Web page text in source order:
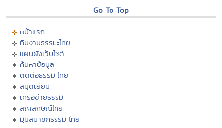
Go To Top
หน้าแรก
ทีมงานธรรมะไทย
แผนผังเว็บไซต์
ค้นหาข้อมูล
ติดต่อธรรมะไทย
สมุดเยี่ยม
เครือข่ายธรรมะ
สัญลักษณ์ไทย
มุมสมาชิกธรรมะไทย